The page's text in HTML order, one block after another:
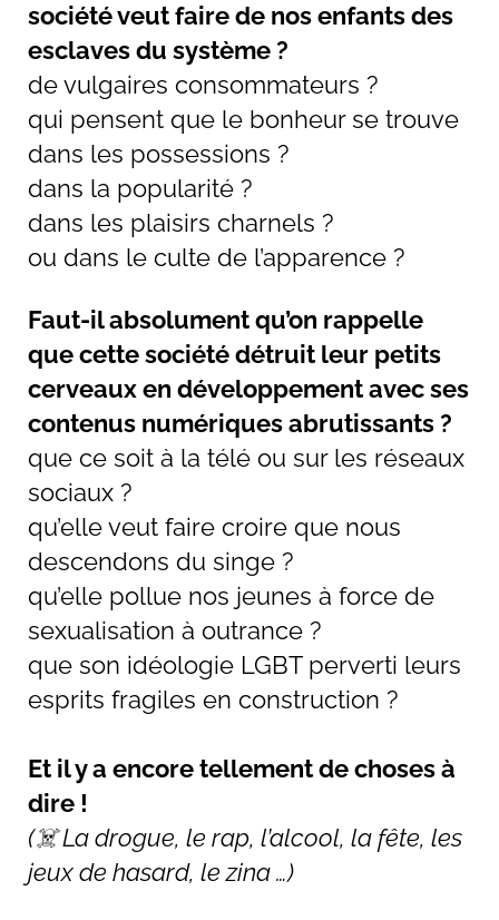
société veut faire de nos enfants des
esclaves du système ?
de vulgaires consommateurs ?
qui pensent que le bonheur se trouve
dans les possessions ?
dans la popularité ?
dans les plaisirs charnels ?
ou dans le culte de l’apparence ?
Faut-il absolument qu’on rappelle
que cette société détruit leur petits
cerveaux en développement avec ses
contenus numériques abrutissants ?
que ce soit à la télé ou sur les réseaux
sociaux ?
qu’elle veut faire croire que nous
descendons du singe ?
qu’elle pollue nos jeunes à force de
sexualisation à outrance ?
que son idéologie LGBT perverti leurs
esprits fragiles en construction ?
Et il y a encore tellement de choses à
dire !
(☠️ La drogue, le rap, l’alcool, la fête, les
jeux de hasard, le zina …)